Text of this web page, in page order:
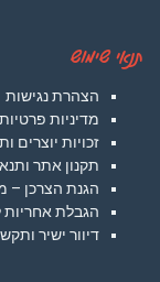
תנאי שימוש
הצהרת נגישות
מדיניות
זכויות יוצרים
תקנון אתר
הגנת הצרכן –
הגבלת אחריות
דיוור ישיר